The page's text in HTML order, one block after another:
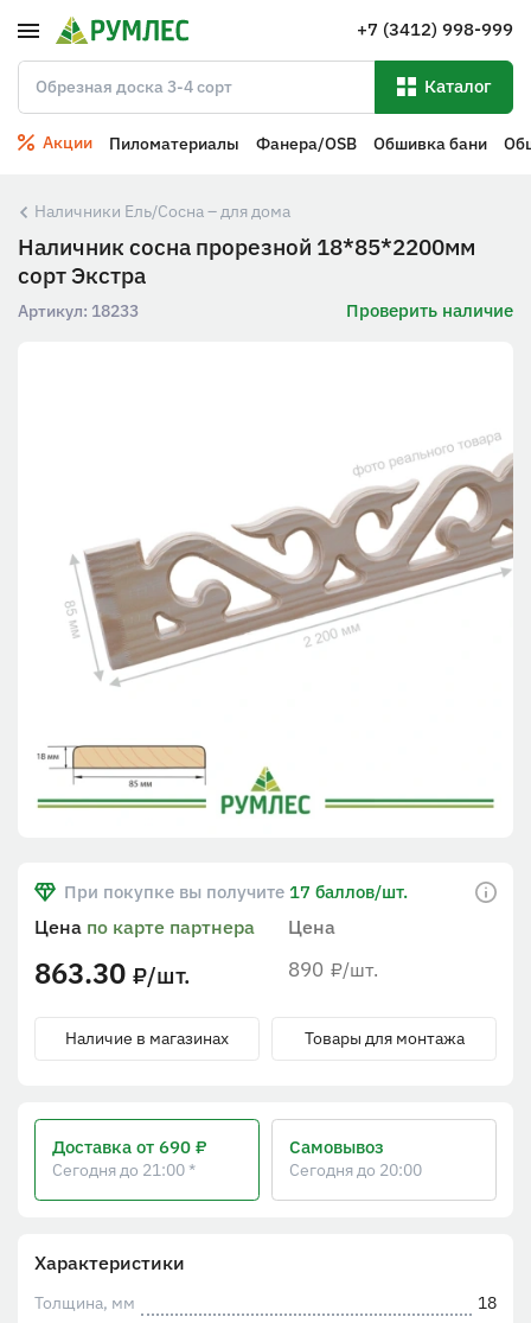
+7 (3412) 998-999
Каталог
Акции Пиломатериалы Фанера/OSB Обшивка бани
Наличники Ель/Сосна – для дома
Наличник сосна прорезной 18*85*2200мм
сорт Экстра
Артикул: 18233 Проверить наличие
Характеристики
Толщина, мм
18
При покупке вы получите 17 баллов/шт.
Цена
890 ₽/шт.
Цена по карте партнера
863.30 ₽/шт.
Наличие в магазинах Товары для монтажа
Доставка от 690 ₽
Сегодня до 21:00 *
Самовывоз
Сегодня до 20:00